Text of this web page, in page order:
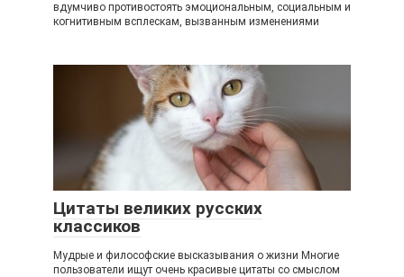
вдумчиво противостоять эмоциональным, социальным и
когнитивным всплескам, вызванным изменениями
Цитаты великих русских
классиков
Мудрые и философские высказывания о жизни Многие
пользователи ищут очень красивые цитаты со смыслом